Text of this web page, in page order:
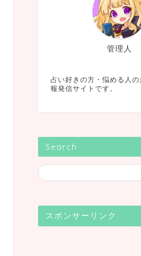
管理人
占い好きの方・悩める人
報発信サイトです。
Search
スポンサーリンク